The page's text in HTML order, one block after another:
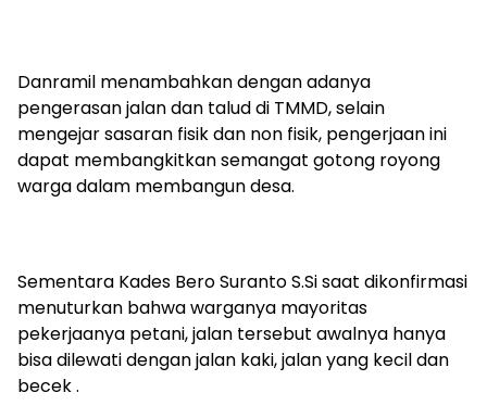
Danramil menambahkan dengan adanya
pengerasan jalan dan talud di TMMD, selain
mengejar sasaran fisik dan non fisik, pengerjaan ini
dapat membangkitkan semangat gotong royong
warga dalam membangun desa.
Sementara Kades Bero Suranto S.Si saat dikonfirmasi
menuturkan bahwa warganya mayoritas
pekerjaanya petani, jalan tersebut awalnya hanya
bisa dilewati dengan jalan kaki, jalan yang kecil dan
becek .